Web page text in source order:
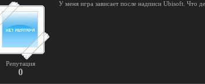
Репутация
0
У меня игра зависает после надписи Ubisoft. Что